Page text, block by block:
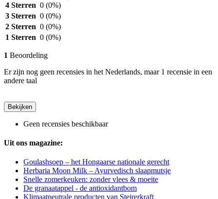
4 Sterren 0 (0%)
3 Sterren 0 (0%)
2 Sterren 0 (0%)
1 Sterren 0 (0%)
1 Beoordeling
Er zijn nog geen recensies in het Nederlands, maar 1 recensie in een
andere taal
Bekijken
Geen recensies beschikbaar
Uit ons magazine:
Goulashsoep – het Hongaarse nationale gerecht
Herbaria Moon Milk – Ayurvedisch slaapmutsje
Snelle zomerkeuken: zonder vlees & moeite
De granaatappel - de antioxidantbom
Klimaatneutrale producten van Steirerkraft